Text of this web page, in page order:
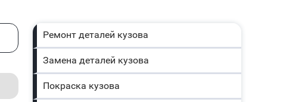
Ремонт деталей кузова
Замена деталей кузова
Покраска кузова